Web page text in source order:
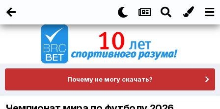
Почему не могу скачать?